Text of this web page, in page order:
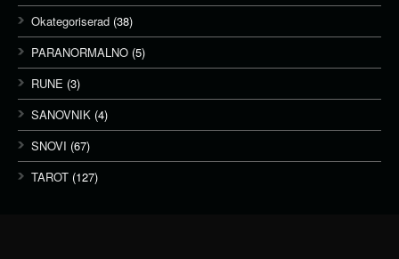
Okategoriserad (38)
PARANORMALNO (5)
RUNE (3)
SANOVNIK (4)
SNOVI (67)
TAROT (127)